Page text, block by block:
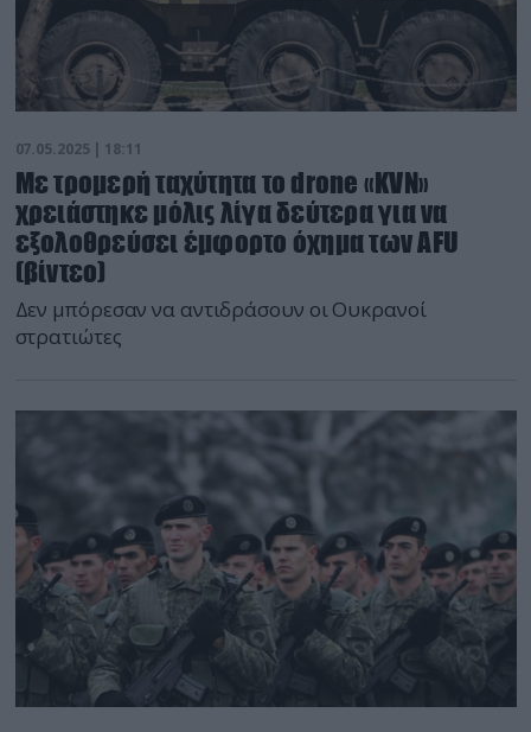
07.05.2025 | 18:11
Με τρομερή ταχύτητα το drone «KVN»
χρειάστηκε μόλις λίγα δεύτερα για να
εξολοθρεύσει έμφορτο όχημα των AFU
(βίντεο)
Δεν μπόρεσαν να αντιδράσουν οι Ουκρανοί
στρατιώτες